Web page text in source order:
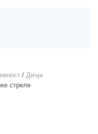
/ Дечја
стреле